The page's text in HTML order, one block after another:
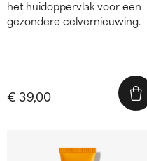
het huidoppervlak voor een
gezondere celvernieuwing.
€ 39,00